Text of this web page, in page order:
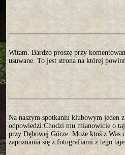
Witam. Bardzo proszę przy
usuwane. To jest strona na której
Na naszym spotkaniu klubowym jeden
odpowiedzi.Chodzi mu mianowicie o
przy Dębowej Górze. Może ktoś z Was
zapoznania się z fotografiami z tego